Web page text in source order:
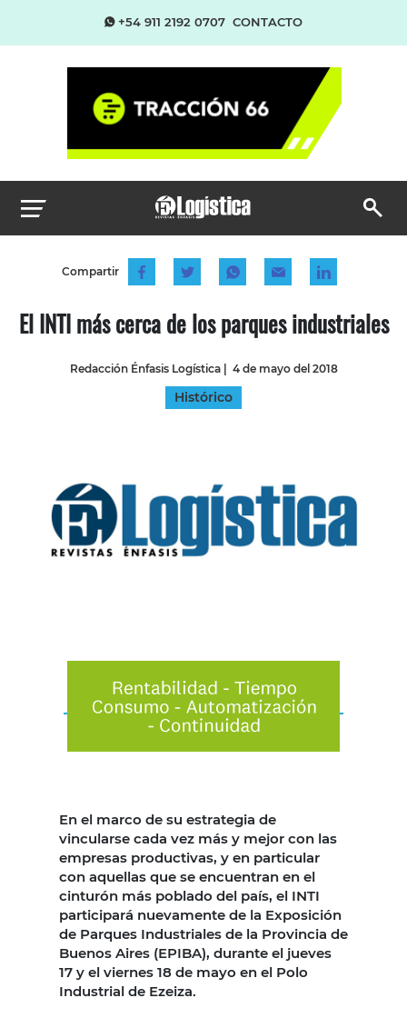
+54 911 2192 0707 CONTACTO
Compartir
El INTI más cerca de los parques industriales
Redacción Énfasis Logística| 4 de mayo del 2018
Histórico
En el marco de su estrategia de
vincularse cada vez más y mejor con las
empresas productivas, y en particular
con aquellas que se encuentran en el
cinturón más poblado del país, el INTI
participará nuevamente de la Exposición
de Parques Industriales de la Provincia de
Buenos Aires (EPIBA), durante el jueves
17 y el viernes 18 de mayo en el Polo
Industrial de Ezeiza.